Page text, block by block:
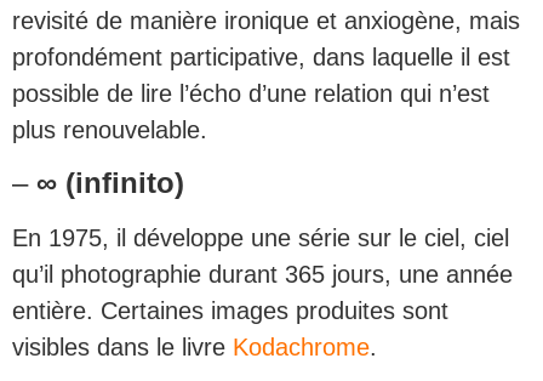
revisité de manière ironique et anxiogène, mais
profondément participative, dans laquelle il est
possible de lire l’écho d’une relation qui n’est
plus renouvelable.
– ∞ (infinito)
En 1975, il développe une série sur le ciel, ciel
qu’il photographie durant 365 jours, une année
entière. Certaines images produites sont
visibles dans le livre Kodachrome.